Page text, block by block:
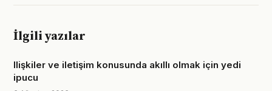
İlgili yazılar
Ilişkiler ve iletişim konusunda akıllı olmak için yedi
ipucu